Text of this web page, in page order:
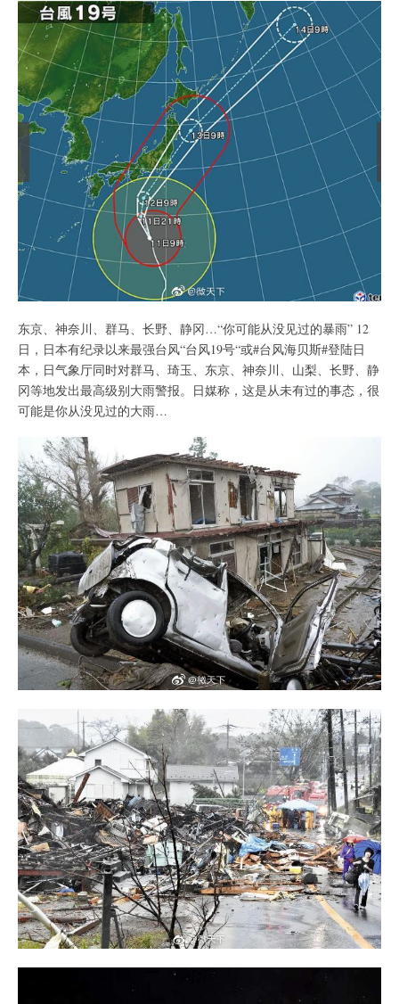
东京、神奈川、群马、长野、静冈…“你可能从没见过的暴雨” 12
日，日本有纪录以来最强台风“台风19号“或#台风海贝斯#登陆日
本，日气象厅同时对群马、琦玉、东京、神奈川、山梨、长野、静
冈等地发出最高级别大雨警报。日媒称，这是从未有过的事态，很
可能是你从没见过的大雨…